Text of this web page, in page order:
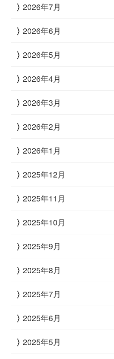
2026年7月
2026年6月
2026年5月
2026年4月
2026年3月
2026年2月
2026年1月
2025年12月
2025年11月
2025年10月
2025年9月
2025年8月
2025年7月
2025年6月
2025年5月